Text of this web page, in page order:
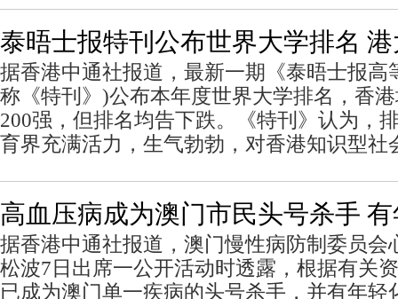
泰晤士报特刊公布世界大学排名
据香港中通社报道，最新一期《泰晤士报高
称《特刊》)公布本年度世界大学排名，香
200强，但排名均告下跌。《特刊》认为，
育界充满活力，生气勃勃，对香港知识型社
高血压病成为澳门市民头号杀手
据香港中通社报道，澳门慢性病防制委员会
松波7日出席一公开活动时透露，根据有关
已成为澳门单一疾病的头号杀手，并有年轻